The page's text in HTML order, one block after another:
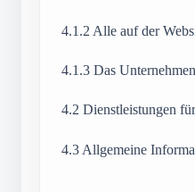
4.1.2 Alle auf der
4.1.3 Das
4.2 Dienstleistungen
4.3 Allgemeine